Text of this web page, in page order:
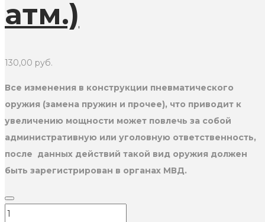
атм.)
130,00 руб.
Все изменения в конструкции пневматического
оружия (замена пружин и прочее), что приводит к
увеличению мощности может повлечь за собой
административную или уголовную ответственность,
после данных действий такой вид оружия должен
быть зарегистрирован в органах МВД.
Газовая